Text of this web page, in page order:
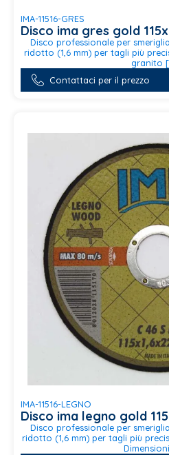
IMA-11516-GRES
Disco ima gres gold
Disco professionale per
ridotto (1,6 mm) per tagli più
granito
Contattaci per il prezzo
IMA-11516-LEGNO
Disco ima legno gold
Disco professionale per
ridotto (1,6 mm) per tagli più